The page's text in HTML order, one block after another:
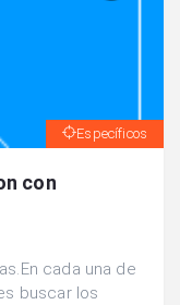
Específicos
con
cada una de
buscar los